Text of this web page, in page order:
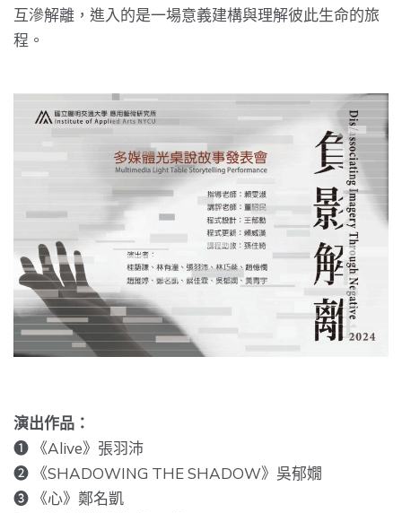
互滲解離，進入的是一場意義建構與理解彼此生命的旅
程。
演出作品：
❶ 《Alive》張羽沛
❷ 《SHADOWING THE SHADOW》吳郁嫺
❸ 《心》鄭名凱